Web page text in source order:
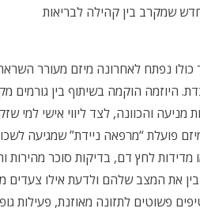
כולו נפתח לאחרונה מיזם מעורר
היוזמה הוקמה בשיתוף בין גורמים
מניעה והכוונה, לצד ליווי אישי למי
פועלת “מרפאה ניידת” שמגיעה
מדידות לחץ דם, בדיקות סוכר מהירות
את המצב שלהם ולדעת אילו צעדים
פשוטים לתזונה מאוזנת, פעילות